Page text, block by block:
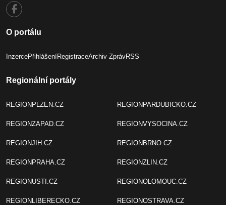
O portálu
InzercePřihlášeníRegistraceArchiv ZprávRSS
Regionální portály
REGIONPLZEN.CZ
REGIONZAPAD.CZ
REGIONJIH.CZ
REGIONPRAHA.CZ
REGIONUSTI.CZ
REGIONLIBERECKO.CZ
REGIONPARDUBICKO.CZ
REGIONVYSOCINA.CZ
REGIONBRNO.CZ
REGIONZLIN.CZ
REGIONOLOMOUC.CZ
REGIONOSTRAVA.CZ